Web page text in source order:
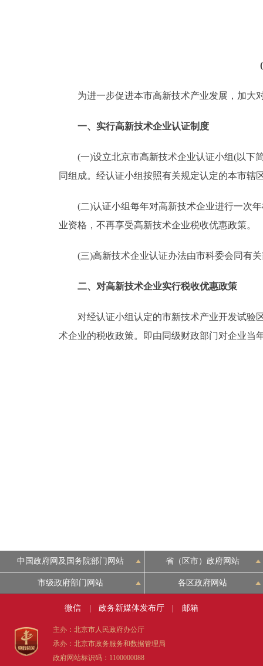
12345网上接诉即办
参与调查
走进北京
绿色北京
ENGLISH
DEUTSCH
为进一步促进本市高新技术产业发展，加大对
一、实行高新技术企业认证制度
(一)设立北京市高新技术企业认证小组(以下简
同组成。经认证小组按照有关规定认定的本市辖
(二)认证小组每年对高新技术企业进行一次年
业资格，不再享受高新技术企业税收优惠政策。
(三)高新技术企业认证办法由市科委会同有关
二、对高新技术企业实行税收优惠政策
对经认证小组认定的市新技术产业开发试验区
术企业的税收政策。即由同级财政部门对企业当
中国政府网及国务院部门网站 省（区市）政府网站
市级政府部门网站 各区政府网站
微信 政务新媒体发布厅 邮箱
主办：北京市人民政府办公厅
承办：北京市政务服务和数据管理局
政府网站标识码：1100000088